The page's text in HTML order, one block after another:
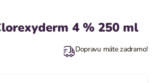
4 % 250 ml
Dopravu máte zadramo!